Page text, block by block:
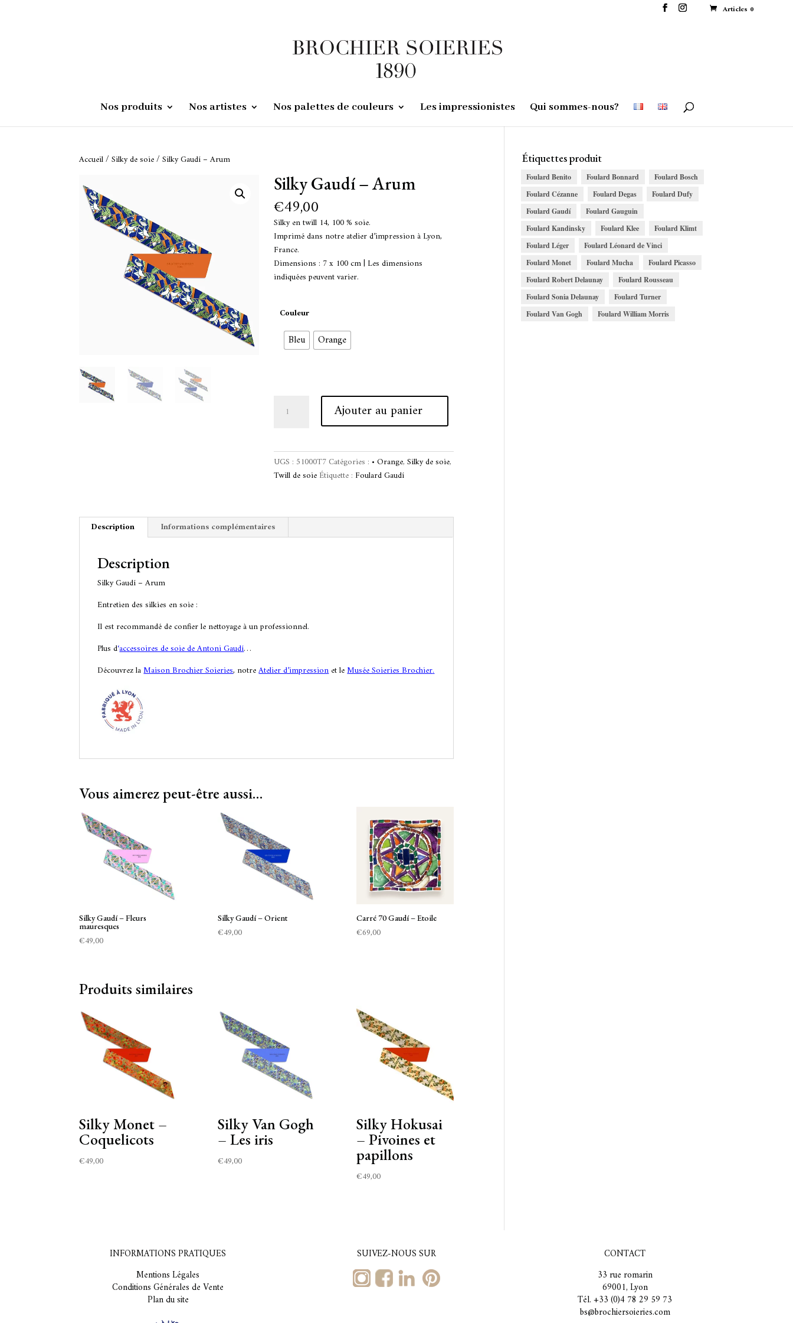
Articles 0
Nos produits Nos artistes Nos palettes de couleurs Les impressionistes Qui sommes-nous?
Accueil/Silky de soie/ Silky Gaudí – Arum
Silky Gaudí – Arum
€49,00
Silky en twill 14, 100 % soie.
Imprimé dans notre atelier d’impression à Lyon,
France.
Dimensions : 7 x 100 cm | Les dimensions
indiquées peuvent varier.
Couleur
Bleu Orange
-
Arum
Ajouter au panier
r
n
e
UGS : 51000T7 Catégories : • Orange,Silky de soie,
Twill de soie Étiquette : Foulard Gaudí
Description Informations complémentaires
Description
Silky Gaudí – Arum
Entretien des silkies en soie :
Il est recommandé de confier le nettoyage à un professionnel.
Plus d‘accessoires de soie de Antoni Gaudí…
Découvrez laMaison Brochier Soieries, notreAtelier d’impressionet leMusée Soieries Brochier.
Vous aimerez peut-être aussi…
Silky Gaudí – Fleurs
mauresques
€49,00
Silky Gaudí – Orient
€49,00
Carré 70 Gaudí – Etoile
€69,00
Produits similaires
Silky Monet –
Coquelicots
€49,00
Silky Van Gogh
– Les iris
€49,00
Silky Hokusai
– Pivoines et
papillons
€49,00
Étiquettes produit
Foulard Benito Foulard Bonnard
Foulard Bosch
Foulard Cézanne
Foulard Degas
Foulard Dufy
Foulard Gaudí
Foulard Gauguin
Foulard Kandinsky
Foulard Klee
Foulard Klimt
Foulard Léger
Foulard Léonard de Vinci
Foulard Monet
Foulard Mucha
Foulard Picasso
Foulard Robert Delaunay
Foulard Rousseau
Foulard Sonia Delaunay
Foulard Turner
Foulard Van Gogh
Foulard William Morris
INFORMATIONS PRATIQUES
Mentions Légales
Conditions Générales de Vente
Plan du site
SUIVEZ-NOUS SUR
CONTACT
33 rue romarin
69001, Lyon
Tél. +33 (0)4 78 29 59 73
bs@brochiersoieries.com